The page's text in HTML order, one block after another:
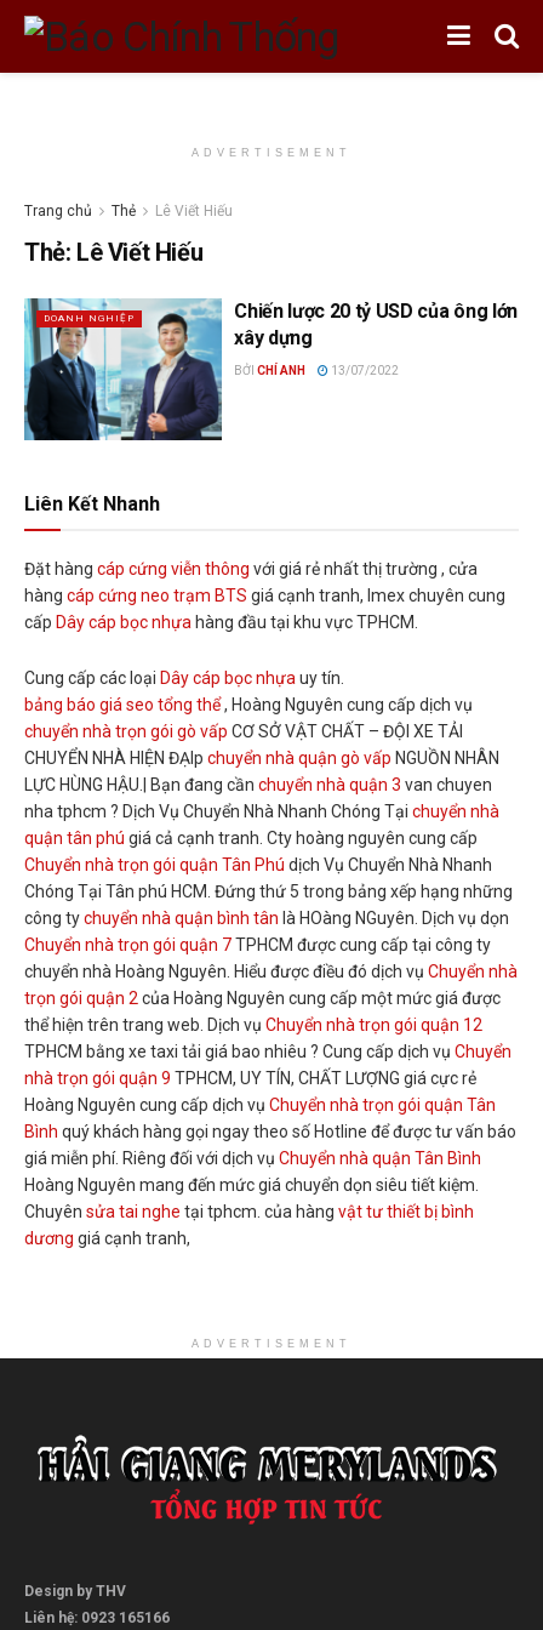
ADVERTISEMENT
Trang chủ Thẻ Lê Viết Hiếu
Thẻ: Lê Viết Hiếu
DOANH NGHIỆP
Chiến lược 20 tỷ USD của ông lớn
xây dựng
BỞI CHÍ ANH 13/07/2022
Liên Kết Nhanh
Đặt hàng cáp cứng viễn thông với giá rẻ nhất thị trường , cửa
hàng cáp cứng neo trạm BTS giá cạnh tranh, Imex chuyên cung
cấp Dây cáp bọc nhựa hàng đầu tại khu vực TPHCM.
Cung cấp các loại Dây cáp bọc nhựa uy tín.
bảng báo giá seo tổng thể, Hoàng Nguyên cung cấp dịch vụ
chuyển nhà trọn gói gò vấp CƠ SỞ VẬT CHẤT – ĐỘI XE TẢI
CHUYỂN NHÀ HIỆN ĐẠIp chuyển nhà quận gò vấp NGUỒN NHÂN
LỰC HÙNG HẬU.| Bạn đang cần chuyển nhà quận 3 van chuyen
nha tphcm ? Dịch Vụ Chuyển Nhà Nhanh Chóng Tại chuyển nhà
quận tân phú giá cả cạnh tranh. Cty hoàng nguyên cung cấp
Chuyển nhà trọn gói quận Tân Phú dịch Vụ Chuyển Nhà Nhanh
Chóng Tại Tân phú HCM. Đứng thứ 5 trong bảng xếp hạng những
công tychuyển nhà quận bình tân là HOàng NGuyên. Dịch vụ dọn
Chuyển nhà trọn gói quận 7TPHCM được cung cấp tại công ty
chuyển nhà Hoàng Nguyên. Hiểu được điều đó dịch vụ Chuyển nhà
trọn gói quận 2 của Hoàng Nguyên cung cấp một mức giá được
thể hiện trên trang web. Dịch vụ Chuyển nhà trọn gói quận 12
TPHCM bằng xe taxi tải giá bao nhiêu ? Cung cấp dịch vụ Chuyển
nhà trọn gói quận 9 TPHCM, UY TÍN, CHẤT LƯỢNG giá cực rẻ
Hoàng Nguyên cung cấp dịch vụ Chuyển nhà trọn gói quận Tân
Bình quý khách hàng gọi ngay theo số Hotline để được tư vấn báo
giá miễn phí. Riêng đối với dịch vụ Chuyển nhà quận Tân Bình
Hoàng Nguyên mang đến mức giá chuyển dọn siêu tiết kiệm.
Chuyên sửa tai nghe tại tphcm. của hàng vật tư thiết bị bình
dương giá cạnh tranh,
ADVERTISEMENT
Design by THV
Liên hệ: 0923 165166